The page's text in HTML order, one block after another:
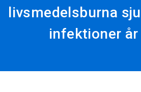
livsmedelsburna
infektioner år